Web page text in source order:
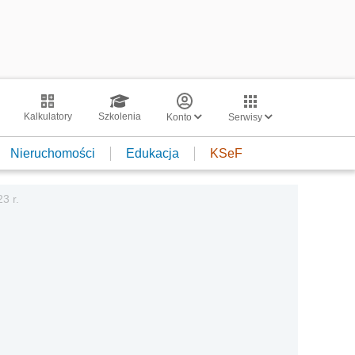
Kalkulatory Szkolenia Konto Serwisy
Nieruchomości Edukacja KSeF
r.